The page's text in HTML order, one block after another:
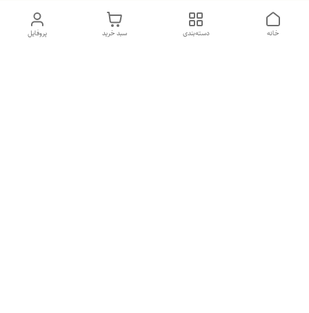
پروفایل سبد خرید دسته‌بندی خانه